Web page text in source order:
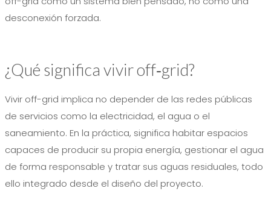
desconexión forzada.
¿Qué significa vivir off‑grid?
Vivir off-grid implica no depender de las redes públicas
de servicios como la electricidad, el agua o el
saneamiento. En la práctica, significa habitar espacios
capaces de producir su propia energía, gestionar el agua
de forma responsable y tratar sus aguas residuales, todo
ello integrado desde el diseño del proyecto.